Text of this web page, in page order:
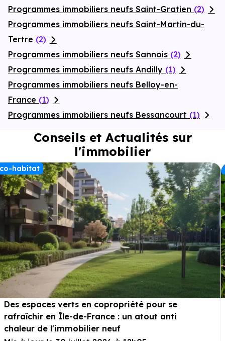
Programmes immobiliers neufs Saint-Gratien (2)
Programmes immobiliers neufs Saint-Martin-du-
Tertre (2)
Programmes immobiliers neufs Sannois (2)
Programmes immobiliers neufs Andilly (1)
Programmes immobiliers neufs Belloy-en-
France (1)
Programmes immobiliers neufs Bessancourt (1)
Conseils et Actualités sur
l'immobilier
habitat
Des espaces verts en copropriété pour se
rafraîchir en Île-de-France : un atout anti
chaleur de l'immobilier neuf